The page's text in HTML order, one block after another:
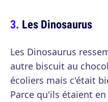
Les Dinosaurus
Les Dinosaurus
autre biscuit au
écoliers mais c'était
Parce qu'ils étaient